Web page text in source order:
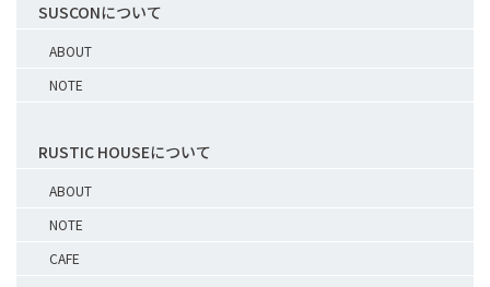
SUSCONについて
ABOUT
NOTE
RUSTIC HOUSEについて
ABOUT
NOTE
CAFE